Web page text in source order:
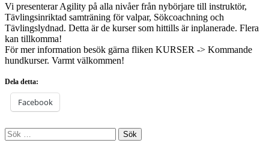
Vi presenterar Agility på alla nivåer från nybörjare till instruktör,
Tävlingsinriktad samträning för valpar, Sökcoachning och
Tävlingslydnad. Detta är de kurser som hittills är inplanerade. Flera
kan tillkomma!
För mer information besök gärna fliken KURSER -> Kommande
hundkurser. Varmt välkommen!
Dela detta:
Facebook
Sök
efter: